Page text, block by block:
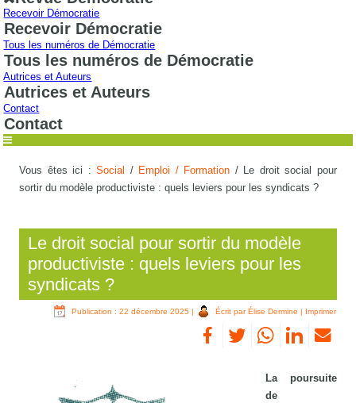
Recevoir Démocratie
Recevoir Démocratie
Tous les numéros de Démocratie
Tous les numéros de Démocratie
Autrices et Auteurs
Autrices et Auteurs
Contact
Contact
Vous êtes ici :Social / Emploi / Formation / Le droit social pour
sortir du modèle productiviste : quels leviers pour les syndicats ?
Le droit social pour sortir du modèle
productiviste : quels leviers pour les
syndicats ?
Publication : 22 décembre 2025 | Écrit par Élise Dermine | Imprimer
La poursuite
de